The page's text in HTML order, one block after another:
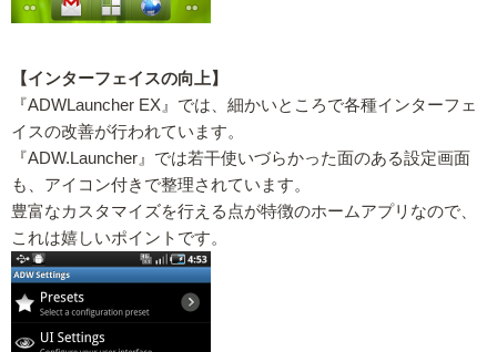
【インターフェイスの向上】
『ADWLauncher EX』では、細かいところで各種インターフェ
イスの改善が行われています。
『ADW.Launcher』では若干使いづらかった面のある設定画面
も、アイコン付きで整理されています。
豊富なカスタマイズを行える点が特徴のホームアプリなので、
これは嬉しいポイントです。